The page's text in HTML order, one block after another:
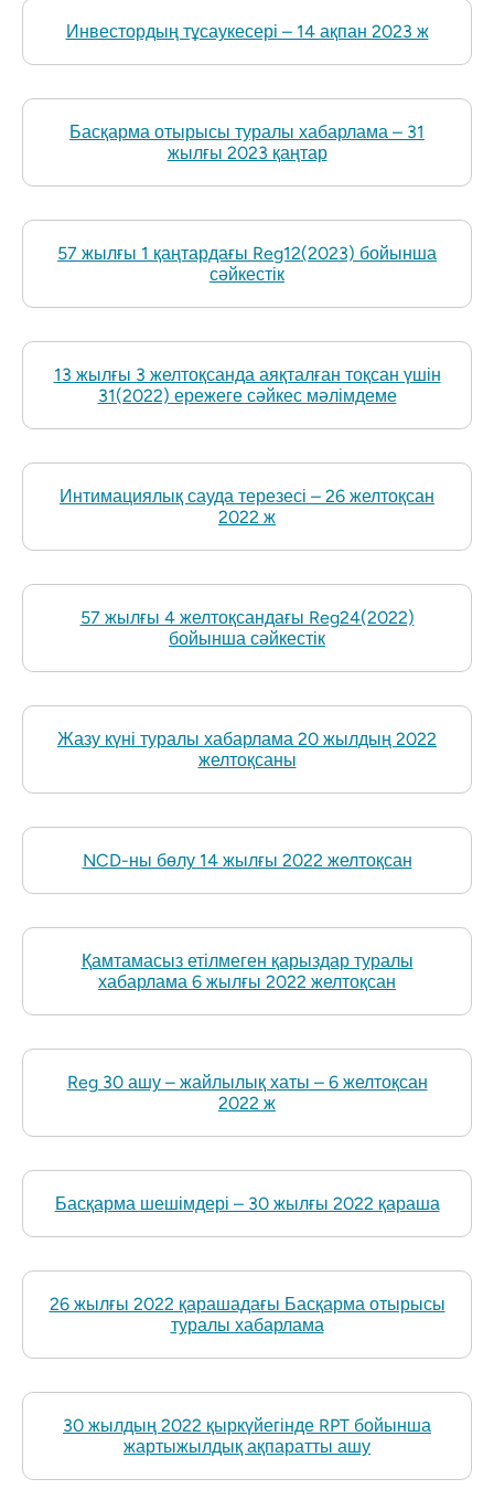
Инвестордың тұсаукесері – 14 ақпан 2023 ж
Басқарма отырысы туралы хабарлама – 31
жылғы 2023 қаңтар
57 жылғы 1 қаңтардағы Reg12(2023) бойынша
сәйкестік
13 жылғы 3 желтоқсанда аяқталған тоқсан үшін
31(2022) ережеге сәйкес мәлімдеме
Интимациялық сауда терезесі – 26 желтоқсан
2022 ж
57 жылғы 4 желтоқсандағы Reg24(2022)
бойынша сәйкестік
Жазу күні туралы хабарлама 20 жылдың 2022
желтоқсаны
NCD-ны бөлу 14 жылғы 2022 желтоқсан
Қамтамасыз етілмеген қарыздар туралы
хабарлама 6 жылғы 2022 желтоқсан
Reg 30 ашу – жайлылық хаты – 6 желтоқсан
2022 ж
Басқарма шешімдері – 30 жылғы 2022 қараша
26 жылғы 2022 қарашадағы Басқарма отырысы
туралы хабарлама
30 жылдың 2022 қыркүйегінде RPT бойынша
жартыжылдық ақпаратты ашу